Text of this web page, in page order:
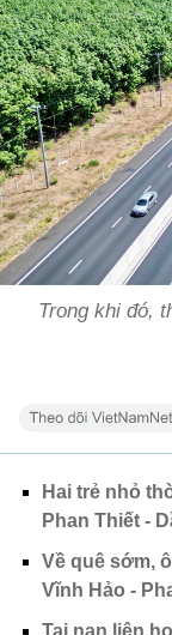
Trong khi đó,
Hai trẻ nhỏ
Phan Thiết -
Về quê sớm,
Vĩnh Hảo -
Tai nạn liên